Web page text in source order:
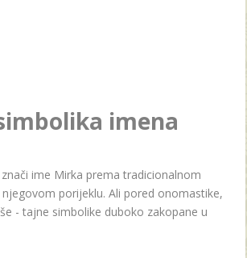
imena
ime Mirka prema tradicionalnom
porijeklu. Ali pored onomastike,
- tajne simbolike duboko zakopane u